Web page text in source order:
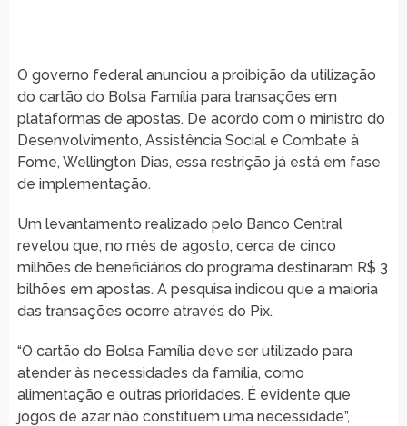
O governo federal anunciou a proibição da utilização
do cartão do Bolsa Família para transações em
plataformas de apostas. De acordo com o ministro do
Desenvolvimento, Assistência Social e Combate à
Fome, Wellington Dias, essa restrição já está em fase
de implementação.
Um levantamento realizado pelo Banco Central
revelou que, no mês de agosto, cerca de cinco
milhões de beneficiários do programa destinaram R$ 3
bilhões em apostas. A pesquisa indicou que a maioria
das transações ocorre através do Pix.
“O cartão do Bolsa Família deve ser utilizado para
atender às necessidades da família, como
alimentação e outras prioridades. É evidente que
jogos de azar não constituem uma necessidade”,